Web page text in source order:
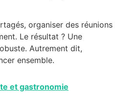
organiser des réunions
Le résultat ? Une
Autrement dit,
ensemble.
et gastronomie